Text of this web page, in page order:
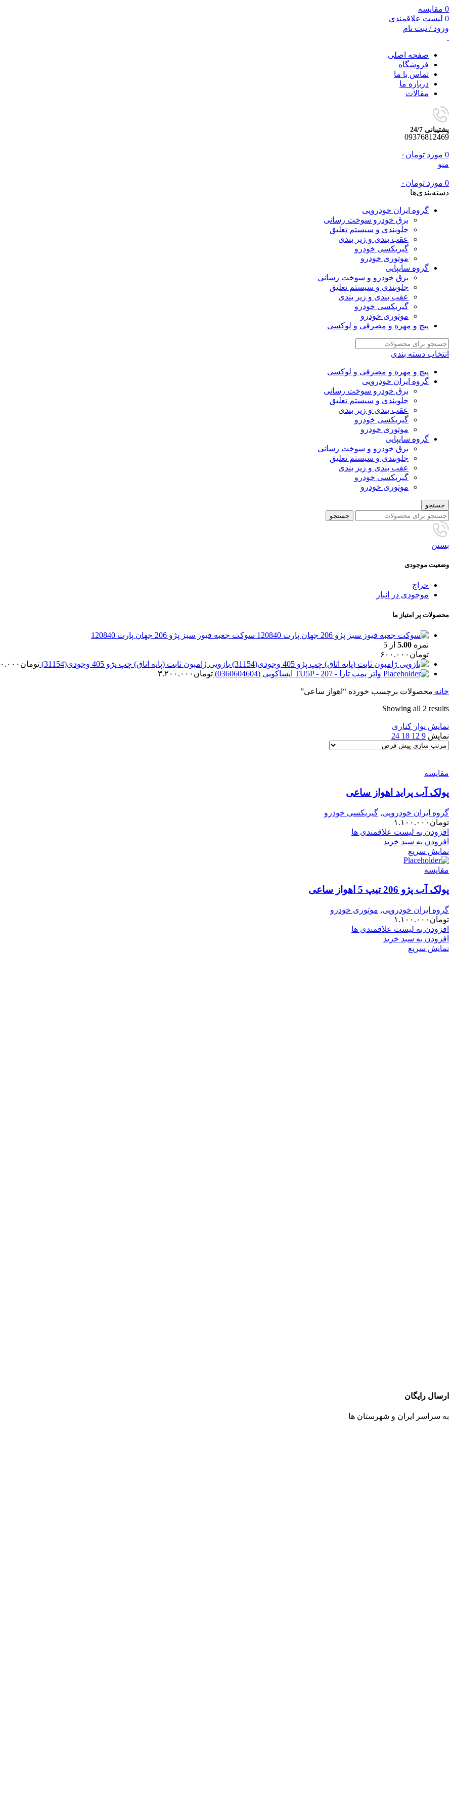
0 مقایسه
0 لیست علاقمندی
ورود / ثبت نام
صفحه اصلی
فروشگاه
تماس با ما
درباره ما
مقالات
پشتیبانی 24/7
09376812469
0 مورد تومان ۰
منو
0 مورد تومان ۰
دسته‌بندی‌ها
گروه ایران خودرویی
برق خودرو سوخت رسانی
جلوبندی و سیستم تعلیق
عقب بندی و زیر بندی
گیربکسی خودرو
موتوری خودرو
گروه سایپایی
برق خودرو و سوخت رسانی
جلوبندی و سیستم تعلیق
عقب بندی و زیر بندی
گیربکسی خودرو
موتوری خودرو
پیچ و مهره و مصرفی و لوکسی
انتخاب دسته بندی
پیچ و مهره و مصرفی و لوکسی
گروه ایران خودرویی
برق خودرو سوخت رسانی
جلوبندی و سیستم تعلیق
عقب بندی و زیر بندی
گیربکسی خودرو
موتوری خودرو
گروه سایپایی
برق خودرو و سوخت رسانی
جلوبندی و سیستم تعلیق
عقب بندی و زیر بندی
گیربکسی خودرو
موتوری خودرو
جستجو
جستجو
بستن
وضعیت موجودی
حراج
موجودی در انبار
محصولات پر امتیاز ما
سوکت جعبه فیوز سبز پژو 206 جهان پارت 120840
نمره 5.00 از 5
تومان ۶۰۰.۰۰۰
بازویی ژامبون ثابت (پایه اتاق) چپ پژو 405 وجودی(31154)
تومان
واتر پمپ تارا - TU5P - 207 ایساکویی (0360604604)
تومان ۳.۲۰۰.۰۰۰
خانه محصولات برچسب خورده “اهواز ساعی”
Showing all 2 results
نمایش نوار کناری
نمایش 9
12
18
24
مقایسه
پولک آب پراید اهواز ساعی
گروه ایران خودرویی, گیربکسی خودرو
تومان ۱.۱۰۰.۰۰۰
افزودن به لیست علاقمندی ها
افزودن به سبد خرید
نمایش سریع
مقایسه
پولک آب پژو 206 تیپ 5 اهواز ساعی
گروه ایران خودرویی, موتوری خودرو
تومان ۱.۱۰۰.۰۰۰
افزودن به لیست علاقمندی ها
افزودن به سبد خرید
نمایش سریع
ارسال رایگان
به سراسر ایران و شهرستان ها